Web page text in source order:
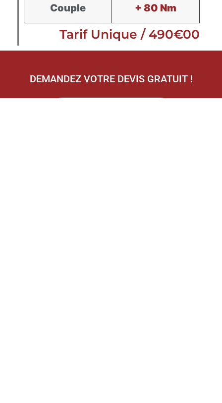
Couple + 80 Nm
Tarif Unique / 490€00
DEMANDEZ VOTRE DEVIS GRATUIT !